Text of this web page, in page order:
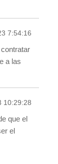
7:54:16
a las
10:29:28
que el
el